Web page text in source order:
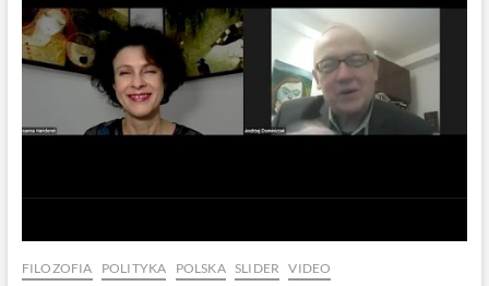
FILOZOFIA POLITYKA POLSKA SLIDER VIDEO